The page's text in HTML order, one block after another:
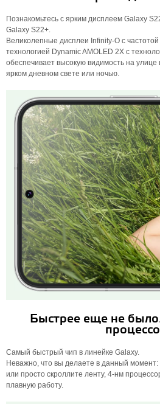
Познакомьтесь с ярким дисплеем Galaxy
Galaxy S22+.
Великолепные дисплеи Infinity-O с
технологией Dynamic AMOLED 2X с
обеспечивает высокую видимость на улице
ярком дневном свете или ночью.
Быстрее еще не
Самый быстрый чип в линейке Galaxy.
Неважно, что вы делаете в данный момент:
или просто скроллите ленту, 4-нм
плавную работу.